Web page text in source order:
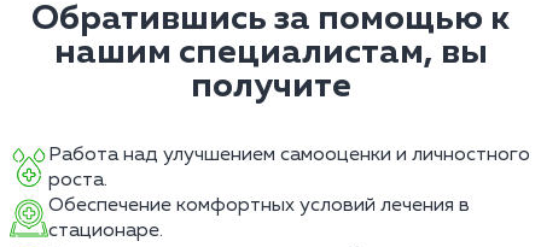
Обратившись за помощью к
нашим специалистам, вы
получите
Работа над улучшением самооценки и личностного
роста.
Обеспечение комфортных условий лечения в
стационаре.